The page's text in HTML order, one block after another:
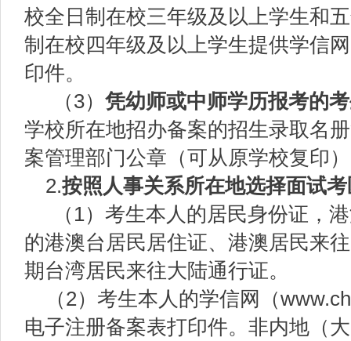
校全日制在校三年级及以上学生和
制在校四年级及以上学生提供学信
印件。
（3） 凭幼师或中师学历报考的
学校所在地招办备案的招生录取名
案管理部门公章（可从原学校复印
2.按照 人事关系所在地选择面试
（1）考生本人的居民身份证，
的港澳台居民居住证、港澳居民来
期台湾居民来往大陆通行证。
（2）考生本人的学信网（
电子注册备案表打印件。非内地（